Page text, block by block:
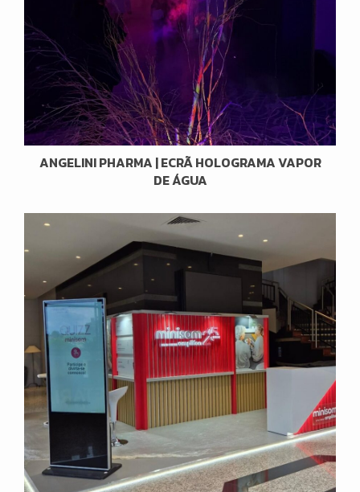
ANGELINI PHARMA | ECRÃ HOLOGRAMA VAPOR
DE ÁGUA